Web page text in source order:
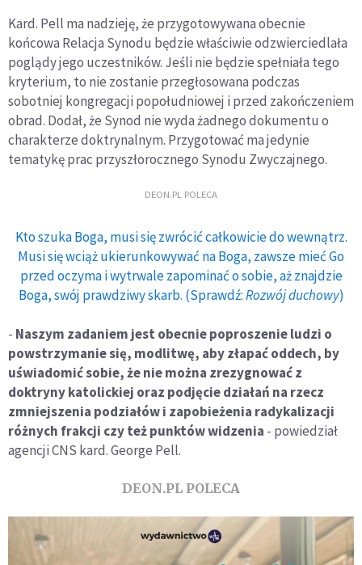
Kard. Pell ma nadzieję, że przygotowywana obecnie
końcowa Relacja Synodu będzie właściwie odzwierciedlała
poglądy jego uczestników. Jeśli nie będzie spełniała tego
kryterium, to nie zostanie przegłosowana podczas
sobotniej kongregacji popołudniowej i przed zakończeniem
obrad. Dodał, że Synod nie wyda żadnego dokumentu o
charakterze doktrynalnym. Przygotować ma jedynie
tematykę prac przyszłorocznego Synodu Zwyczajnego.
DEON.PL POLECA
Kto szuka Boga, musi się zwrócić całkowicie do wewnątrz.
Musi się wciąż ukierunkowywać na Boga, zawsze mieć Go
przed oczyma i wytrwale zapominać o sobie, aż znajdzie
Boga, swój prawdziwy skarb. (Sprawdź:Rozwój duchowy)
- Naszym zadaniem jest obecnie poproszenie ludzi o
powstrzymanie się, modlitwę, aby złapać oddech, by
uświadomić sobie, że nie można zrezygnować z
doktryny katolickiej oraz podjęcie działań na rzecz
zmniejszenia podziałów i zapobieżenia radykalizacji
różnych frakcji czy też punktów widzenia - powiedział
agencji CNS kard. George Pell.
DEON.PL POLECA